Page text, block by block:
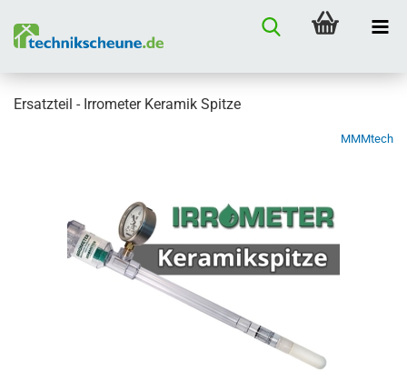
Ersatzteil - Irrometer Keramik Spitze
MMMtech